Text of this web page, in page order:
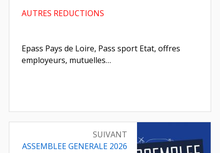
AUTRES REDUCTIONS
Epass Pays de Loire, Pass sport Etat, offres
employeurs, mutuelles…
SUIVANT
Article
ASSEMBLEE GENERALE 2026